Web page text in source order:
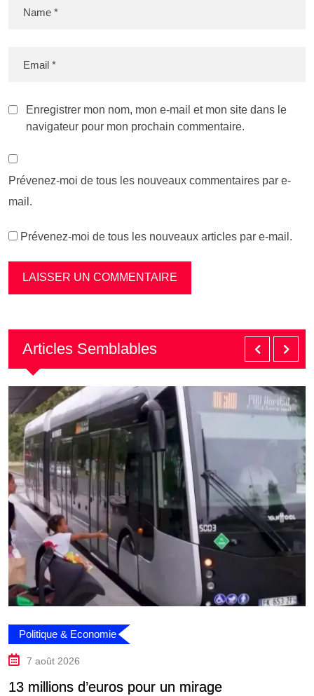
Enregistrer mon nom, mon e-mail et mon site dans le
navigateur pour mon prochain commentaire.
Prévenez-moi de tous les nouveaux commentaires par e-
mail.
Prévenez-moi de tous les nouveaux articles par e-mail.
Articles Semblables
Politique & Economie
7 août 2026
13 millions d’euros pour un mirage